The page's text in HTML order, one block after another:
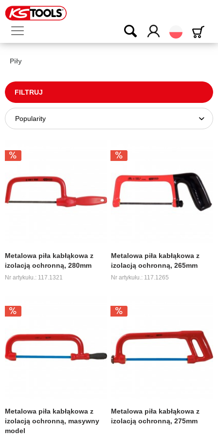
Polski
Piły
FILTRUJ
Metalowa piła kabłąkowa z
izolacją ochronną, 280mm
Nr artykułu.: 117.1321
Metalowa piła kabłąkowa z
izolacją ochronną, 265mm
Nr artykułu.: 117.1265
Metalowa piła kabłąkowa z
izolacją ochronną, masywny
model
Metalowa piła kabłąkowa z
izolacją ochronną, 275mm